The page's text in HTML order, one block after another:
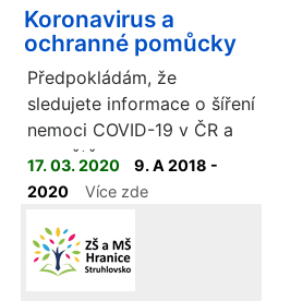
Koronavirus a
ochranné pomůcky
Předpokládám, že
sledujete informace o šíření
nemoci COVID-19 v ČR a
ve světě,
17. 03. 2020
9. A 2018 -
2020
Více zde